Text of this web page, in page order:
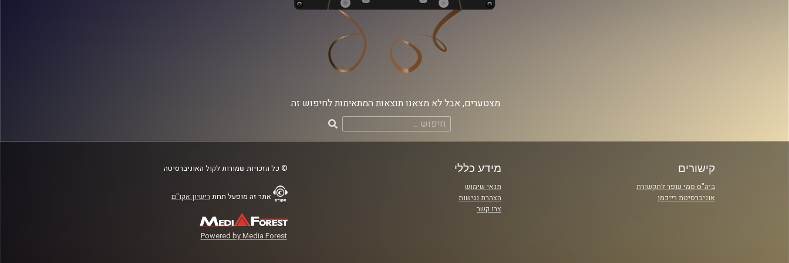
מצטערים, אבל לא מצאנו תוצאות המתאימות לחיפוש זה.
חיפוש:
קישורים
ביה"ס סמי עופר לתקשורת
אוניברסיטת רייכמן
מידע כללי
תנאי שימוש
הצהרת נגישות
צרו קשר
© כל הזכויות שמורות לקול האוניברסיטה
אתר זה מופעל תחת רישיון אקו"ם
Powered by Media Forest